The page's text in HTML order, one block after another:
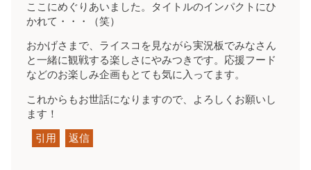
ここにめぐりあいました。タイトルのインパクトにひ
かれて・・・（笑）
おかげさまで、ライスコを見ながら実況板でみなさん
と一緒に観戦する楽しさにやみつきです。応援フード
などのお楽しみ企画もとても気に入ってます。
これからもお世話になりますので、よろしくお願いし
ます！
引用 返信